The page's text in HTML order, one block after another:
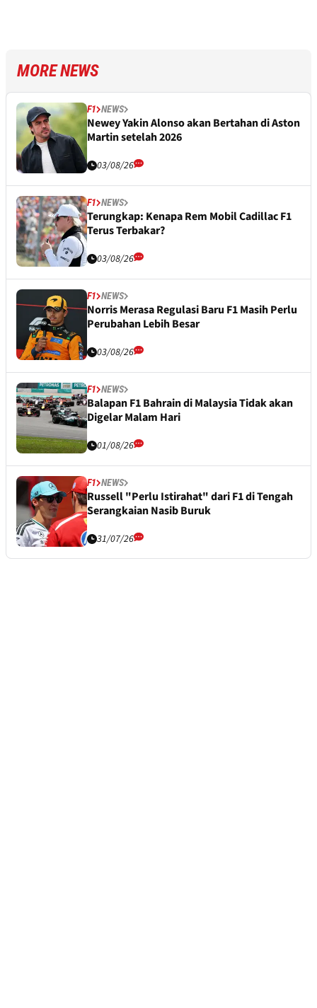
MORE NEWS
F1 NEWS
Newey Yakin Alonso akan Bertahan di Aston
Martin setelah 2026
03/08/26
F1 NEWS
Terungkap: Kenapa Rem Mobil Cadillac F1
Terus Terbakar?
03/08/26
F1 NEWS
Norris Merasa Regulasi Baru F1 Masih Perlu
Perubahan Lebih Besar
03/08/26
F1 NEWS
Balapan F1 Bahrain di Malaysia Tidak akan
Digelar Malam Hari
01/08/26
F1 NEWS
Russell "Perlu Istirahat" dari F1 di Tengah
Serangkaian Nasib Buruk
31/07/26